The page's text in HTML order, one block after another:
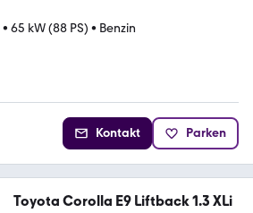
• 65 kW (88 PS) • Benzin
Kontakt Parken
Toyota Corolla E9 Liftback 1.3 XLi